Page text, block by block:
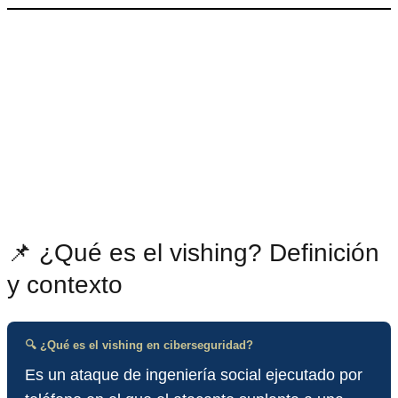
📌 ¿Qué es el vishing? Definición
y contexto
🔍 ¿Qué es el vishing en ciberseguridad?
Es un ataque de ingeniería social ejecutado por